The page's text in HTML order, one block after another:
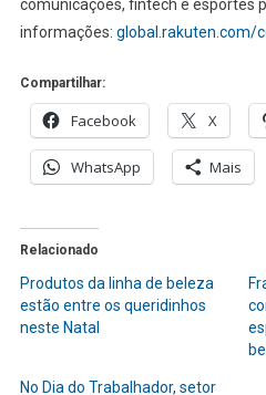
comunicações, fintech e esportes
informações: global.rakuten.com/
Compartilhar:
Facebook X
WhatsApp Mais
Relacionado
Produtos da linha de beleza
estão entre os queridinhos
neste Natal
No Dia do Trabalhador, setor